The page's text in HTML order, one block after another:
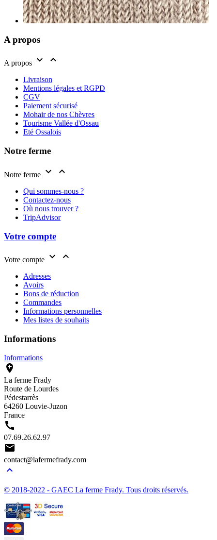
A propos
A propos  
Livraison
Mentions légales et RGPD
CGV
Paiement sécurisé
Mohair de nos Chèvres
Tourisme Vallée d'Ossau
Eté Ossalois
Notre ferme
Notre ferme  
Qui sommes-nous ?
Contactez-nous
Où nous trouver ?
TripAdvisor
Votre compte
Votre compte  
Adresses
Avoirs
Bons de réduction
Commandes
Informations personnelles
Mes listes de souhaits
Informations
Informations

La ferme Frady
Route de Lourdes
Pédestarrès
64260 Louvie-Juzon
France

07.69.26.62.97

contact@lafermefrady.com

© 2018-2022 - GAEC La ferme Frady. Tous droits réservés.